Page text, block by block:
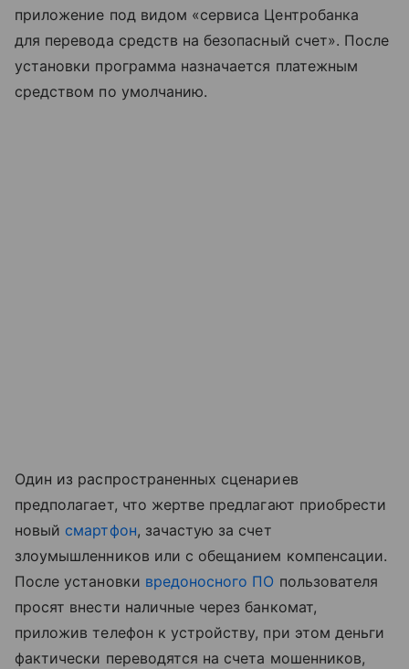
приложение под видом «сервиса Центробанка
для перевода средств на безопасный счет». После
установки программа назначается платежным
средством по умолчанию.
Один из распространенных сценариев
предполагает, что жертве предлагают приобрести
новый смартфон, зачастую за счет
злоумышленников или с обещанием компенсации.
После установки вредоносного ПО пользователя
просят внести наличные через банкомат,
приложив телефон к устройству, при этом деньги
фактически переводятся на счета мошенников,